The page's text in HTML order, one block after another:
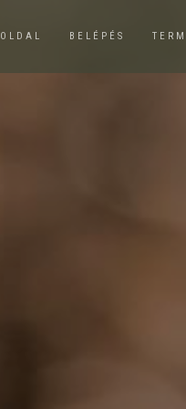
BELÉPÉS